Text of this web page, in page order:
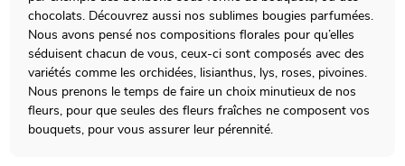
chocolats. Découvrez aussi nos sublimes bougies parfumées.
Nous avons pensé nos compositions florales pour qu’elles
séduisent chacun de vous, ceux-ci sont composés avec des
variétés comme les orchidées, lisianthus, lys, roses, pivoines.
Nous prenons le temps de faire un choix minutieux de nos
fleurs, pour que seules des fleurs fraîches ne composent vos
bouquets, pour vous assurer leur pérennité.